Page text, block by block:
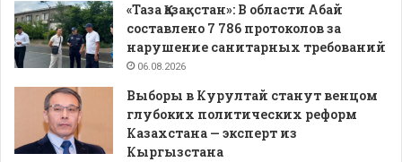
«Таза Қазақстан»: В области Абай
составлено 7 786 протоколов за
нарушение санитарных требований
06.08.2026
Выборы в Курултай станут венцом
глубоких политических реформ
Казахстана — эксперт из
Кыргызстана